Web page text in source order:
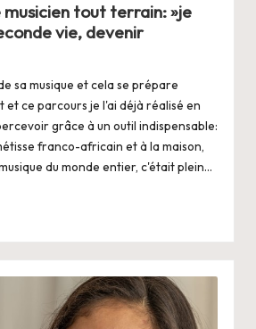
musicien tout terrain: »je
vie, devenir
sa musique et cela se prépare
et ce parcours je l'ai déjà réalisé en
grâce à un outil indispensable:
franco-africain et à la maison,
du monde entier, c'était plein…